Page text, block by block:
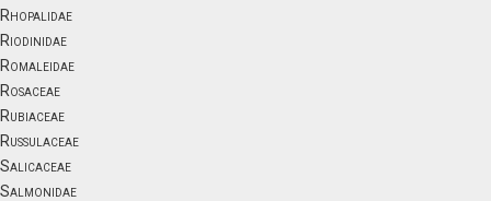
Rhopalidae
Riodinidae
Romaleidae
Rosaceae
Rubiaceae
Russulaceae
Salicaceae
Salmonidae